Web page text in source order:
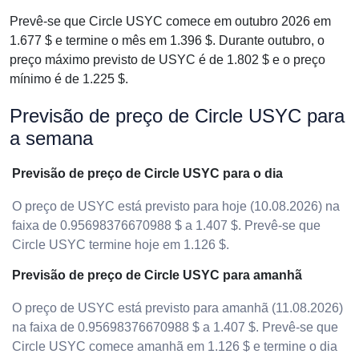
Prevê-se que Circle USYC comece em outubro 2026 em
1.677 $ e termine o mês em 1.396 $. Durante outubro, o
preço máximo previsto de USYC é de 1.802 $ e o preço
mínimo é de 1.225 $.
Previsão de preço de Circle USYC para
a semana
Previsão de preço de Circle USYC para o dia
O preço de USYC está previsto para hoje (10.08.2026) na
faixa de 0.95698376670988 $ a 1.407 $. Prevê-se que
Circle USYC termine hoje em 1.126 $.
Previsão de preço de Circle USYC para amanhã
O preço de USYC está previsto para amanhã (11.08.2026)
na faixa de 0.95698376670988 $ a 1.407 $. Prevê-se que
Circle USYC comece amanhã em 1.126 $ e termine o dia